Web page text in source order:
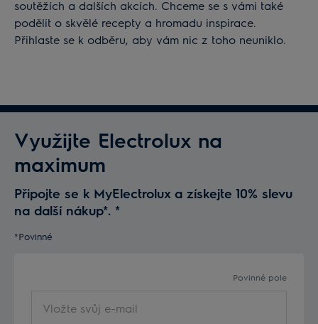
soutěžích a dalších akcích. Chceme se s vámi také
podělit o skvělé recepty a hromadu inspirace.
Přihlaste se k odběru, aby vám nic z toho neuniklo.
Využijte Electrolux na
maximum
Připojte se k MyElectrolux a získejte 10% slevu
na další nákup*. *
*Povinné
Povinné pole
svůj